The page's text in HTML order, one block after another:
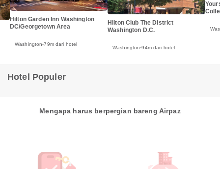
Hilton Garden Inn Washington
DC/Georgetown Area
Washington 79m dari hotel
Hilton Club The District
Washington D.C.
Washington 94m dari hotel
Hotel Populer
Mengapa harus berpergian bareng Airpaz